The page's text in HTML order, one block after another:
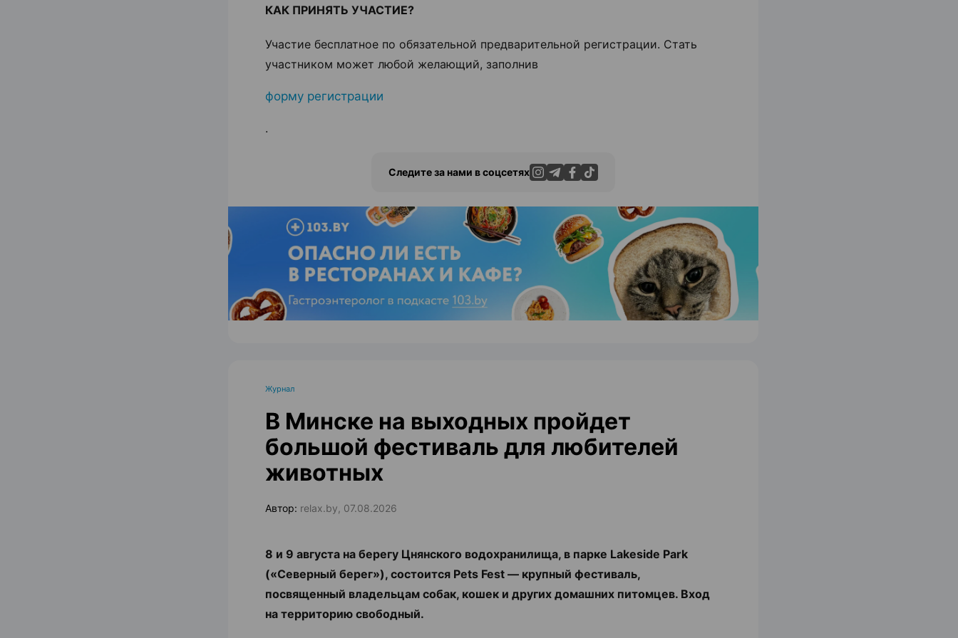
КАК ПРИНЯТЬ УЧАСТИЕ?
Участие бесплатное по обязательной предварительной регистрации. Стать
участником может любой желающий, заполнив
форму регистрации
.
Следите за нами в соцсетях
ЭФФЕКТИВНАЯ РЕКЛАМА НА САЙТЕ
Журнал
В Минске на выходных пройдет
большой фестиваль для любителей
животных
Автор: relax.by, 07.08.2026
8 и 9 августа на берегу Цнянского водохранилища, в парке Lakeside Park
(«Северный берег»), состоится Pets Fest — крупный фестиваль,
посвященный владельцам собак, кошек и других домашних питомцев. Вход
на территорию свободный.